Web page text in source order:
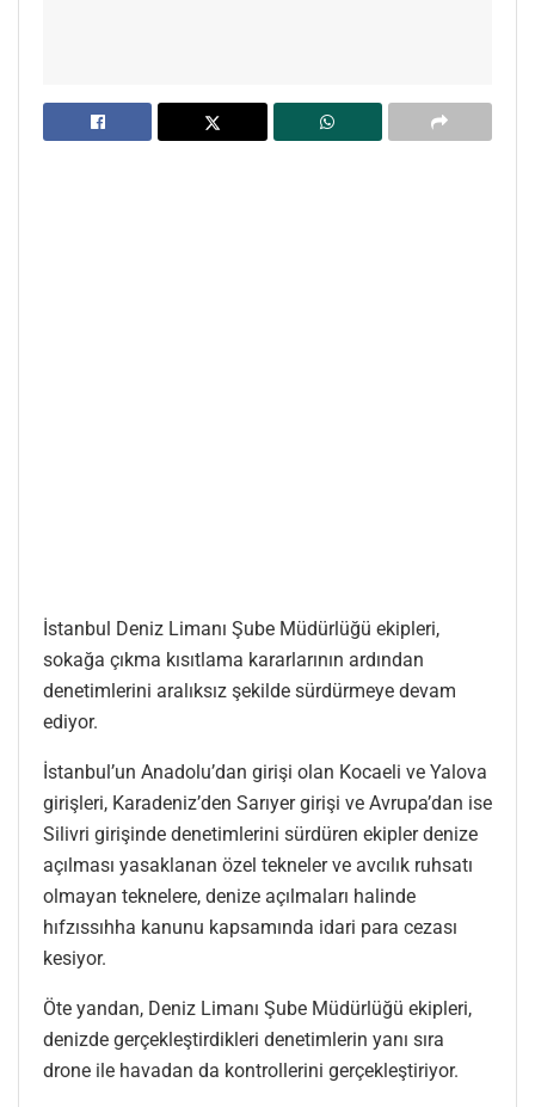
İstanbul Deniz Limanı Şube Müdürlüğü ekipleri,
sokağa çıkma kısıtlama kararlarının ardından
denetimlerini aralıksız şekilde sürdürmeye devam
ediyor.
İstanbul’un Anadolu’dan girişi olan Kocaeli ve Yalova
girişleri, Karadeniz’den Sarıyer girişi ve Avrupa’dan ise
Silivri girişinde denetimlerini sürdüren ekipler denize
açılması yasaklanan özel tekneler ve avcılık ruhsatı
olmayan teknelere, denize açılmaları halinde
hıfzıssıhha kanunu kapsamında idari para cezası
kesiyor.
Öte yandan, Deniz Limanı Şube Müdürlüğü ekipleri,
denizde gerçekleştirdikleri denetimlerin yanı sıra
drone ile havadan da kontrollerini gerçekleştiriyor.